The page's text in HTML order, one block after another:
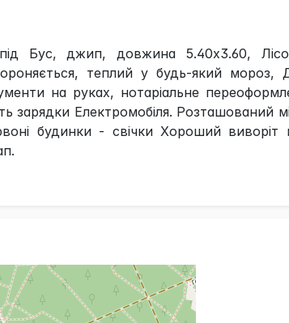
Бус, джип, довжина 5.40х3.60,
теплий у будь-який мороз,
на руках, нотаріальне
зарядки Електромобіля. Розташований
будинки - свічки Хороший виворіт